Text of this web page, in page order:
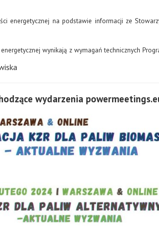
energetycznej na podstawie informacji ze
wynikają z wymagań technicznych
wydarzenia